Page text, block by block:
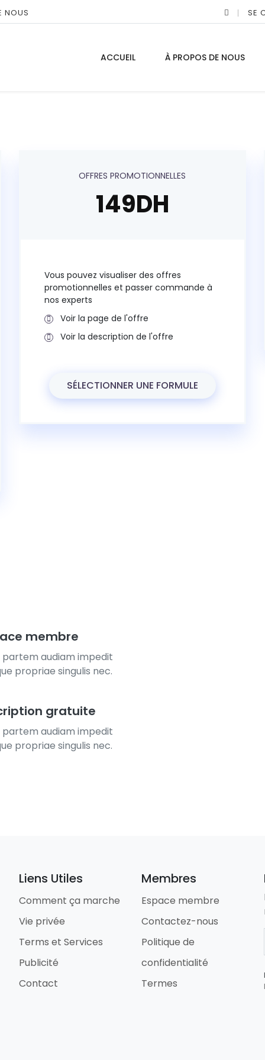
NOUS SE
ACCUEIL À PROPOS DE NOUS
OFFRES PROMOTIONNELLES
149DH
Vous pouvez visualiser des offres
promotionnelles et passer commande à
nos experts
Voir la page de l'offre
Voir la description de l'offre
SÉLECTIONNER UNE FORMULE
membre
partem audiam impedit
propriae singulis nec.
gratuite
partem audiam impedit
propriae singulis nec.
Liens Utiles
Comment ça marche
Vie privée
Terms et Services
Publicité
Contact
Membres
Espace membre
Contactez-nous
Politique de
confidentialité
Termes